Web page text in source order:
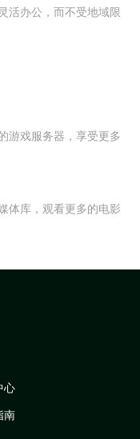
活办公，而不受地域限
游戏服务器，享受更多
体库，观看更多的电影
心
南